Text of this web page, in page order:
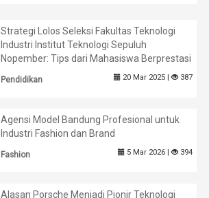
Strategi Lolos Seleksi Fakultas Teknologi
Industri Institut Teknologi Sepuluh
Nopember: Tips dari Mahasiswa Berprestasi
Pendidikan 20 Mar 2025 | 387
Agensi Model Bandung Profesional untuk
Industri Fashion dan Brand
Fashion 5 Mar 2026 | 394
Alasan Porsche Menjadi Pionir Teknologi